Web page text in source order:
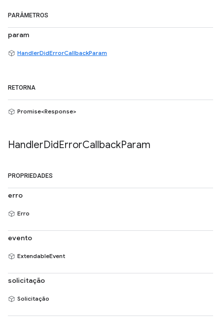
PARÂMETROS
param
HandlerDidErrorCallbackParam
RETORNA
Promise<Response>
HandlerDidErrorCallbackParam
PROPRIEDADES
erro
Erro
evento
ExtendableEvent
solicitação
Solicitação